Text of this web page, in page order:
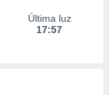
Última luz
17:57